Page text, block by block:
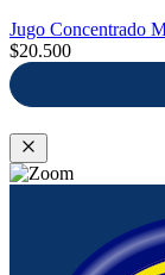
Jugo Concentrado
$20.500